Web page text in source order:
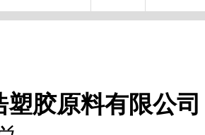
胶原料有限公司